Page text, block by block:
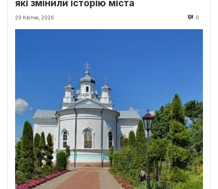
які змінили історію міста
29 Квітня, 2026 0